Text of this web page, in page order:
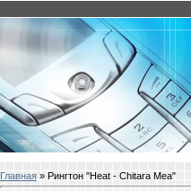
Главная » Рингтон "Heat - Chitara Mea"